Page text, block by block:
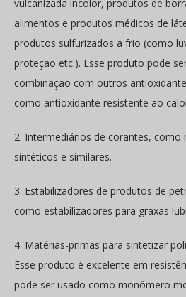
vulcanizada incolor, produtos de
alimentos e produtos médicos de
produtos sulfurizados a frio (como
proteção etc.). Esse produto pode
combinação com outros
como antioxidante resistente ao
2. Intermediários de corantes, como
sintéticos e similares.
3. Estabilizadores de produtos de
como estabilizadores para graxas
4. Matérias-primas para sintetizar
Esse produto é excelente em
pode ser usado como monômero